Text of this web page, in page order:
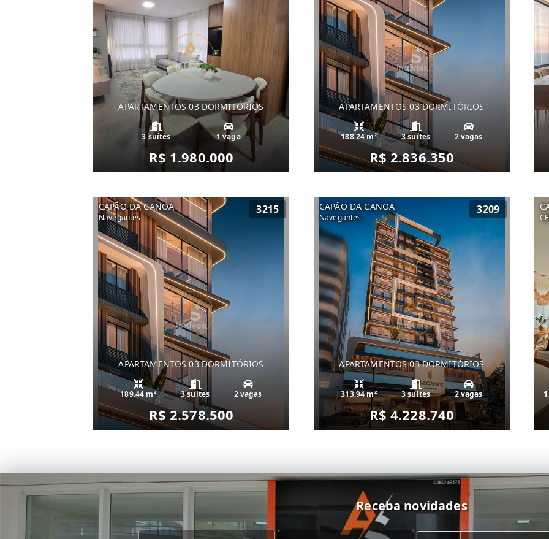
APARTAMENTOS 03 DORMITÓRIOS
3 suítes 1 vaga
R$ 1.980.000
APARTAMENTOS 03 DORMITÓRIOS
188.24 m² 3 suítes 2 vagas
R$ 2.836.350
CAPÃO DA CANOA
Navegantes
3215
APARTAMENTOS 03 DORMITÓRIOS
189.44 m² 3 suítes 2 vagas
R$ 2.578.500
CAPÃO DA CANOA
Navegantes
3209
APARTAMENTOS 03 DORMITÓRIOS
313.94 m² 3 suítes 2 vagas
R$ 4.228.740
Receba novidades